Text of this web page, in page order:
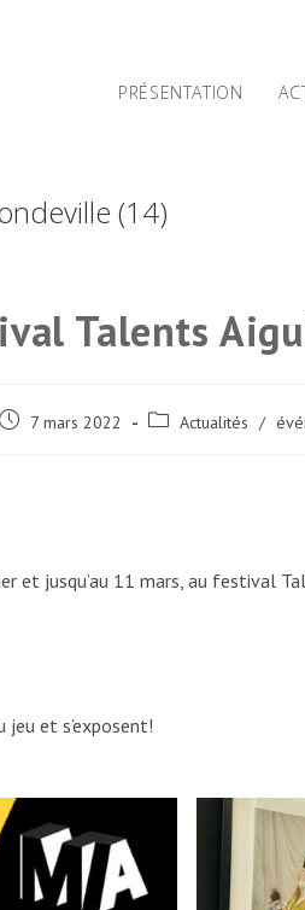
PRÉSENTATION
(14)
Talents
Post 7 mars 2022
Post Actualités /
jusqu’au 11 mars, au festival
jeu et s’exposent!